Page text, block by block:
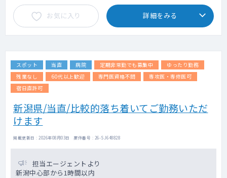
お気に入り 詳細をみる
スポット 当直 病院 定期非常勤でも募集中
ゆったり勤務
残業なし
60代以上歓迎 専門医資格不問
専攻医・専修医可
宿日直許可
新潟県/当直/比較的落ち着いてご勤務いただ
けます
掲載更新日 : 2026年08月03日 案件番号 : 26-SJ648828
担当エージェントより
新潟中心部から1時間以内